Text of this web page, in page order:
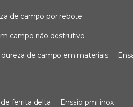
de campo por rebote
campo não destrutivo
dureza de campo em materiais
de ferrita delta ensaio pmi inox